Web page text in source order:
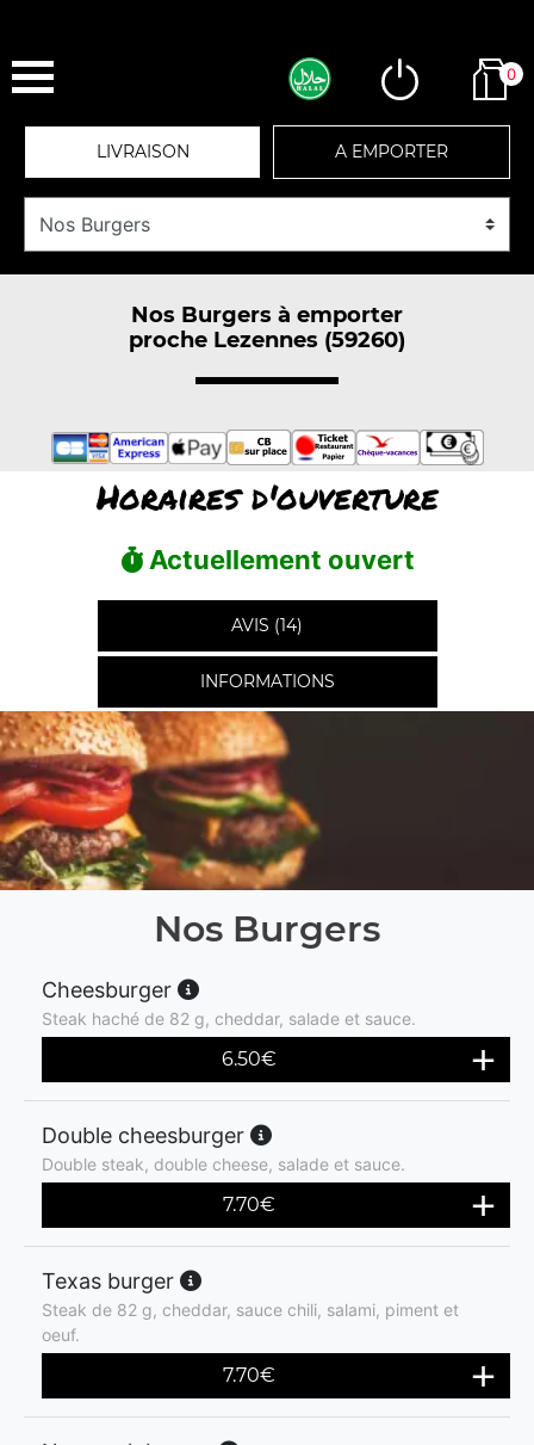
0
LIVRAISON A EMPORTER
Nos Burgers à emporter
proche Lezennes (59260)
Horaires d'ouverture
Actuellement ouvert
AVIS (14)
INFORMATIONS
Nos Burgers
Cheesburger
Steak haché de 82 g, cheddar, salade et sauce.
6.50€
Double cheesburger
Double steak, double cheese, salade et sauce.
7.70€
Texas burger
Steak de 82 g, cheddar, sauce chili, salami, piment et
oeuf.
7.70€